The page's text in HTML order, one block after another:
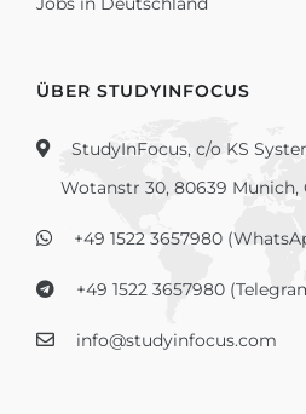
ÜBER STUDYINFOCUS
StudyInFocus, c/o KS
Wotanstr 30, 80639 Munich,
+49 1522 3657980
+49 1522 3657980
info@studyinfocus.com